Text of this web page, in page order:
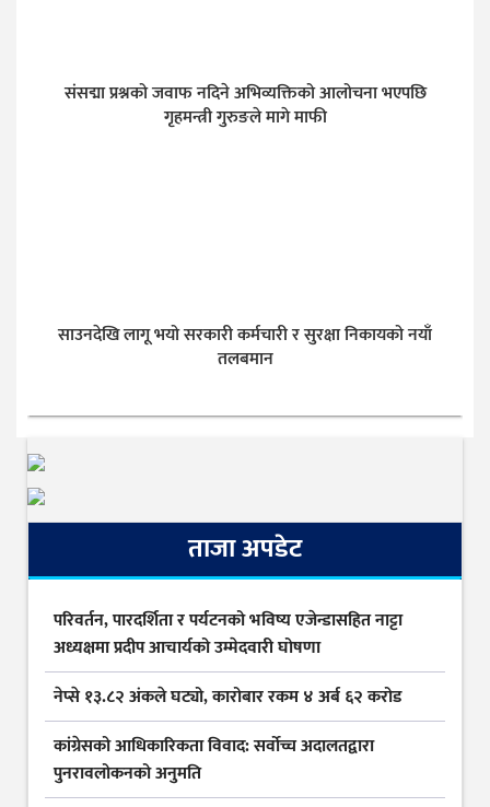
संसद्मा प्रश्नको जवाफ नदिने अभिव्यक्तिको आलोचना भएपछि
गृहमन्त्री गुरुङले मागे माफी
साउनदेखि लागू भयो सरकारी कर्मचारी र सुरक्षा निकायको नयाँ
तलबमान
ताजा अपडेट
परिवर्तन, पारदर्शिता र पर्यटनको भविष्य एजेन्डासहित नाट्टा
अध्यक्षमा प्रदीप आचार्यको उम्मेदवारी घोषणा
नेप्से १३.८२ अंकले घट्यो, कारोबार रकम ४ अर्ब ६२ करोड
कांग्रेसको आधिकारिकता विवाद: सर्वोच्च अदालतद्वारा
पुनरावलोकनको अनुमति